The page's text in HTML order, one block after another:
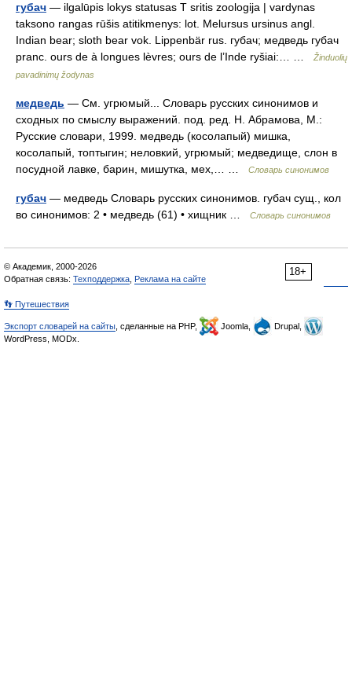
губач — ilgalūpis lokys statusas T sritis zoologija | vardynas
taksono rangas rūšis atitikmenys: lot. Melursus ursinus angl.
Indian bear; sloth bear vok. Lippenbär rus. губач; медведь губач
pranc. ours de à longues lèvres; ours de l’Inde ryšiai:… …
Žinduolių
pavadinimų žodynas
медведь — См. угрюмый... Словарь русских синонимов и
сходных по смыслу выражений. под. ред. Н. Абрамова, М.:
Русские словари, 1999. медведь (косолапый) мишка,
косолапый, топтыгин; неловкий, угрюмый; медведище, слон в
посудной лавке, барин, мишутка, мех,… …
Словарь синонимов
губач — медведь Словарь русских синонимов. губач сущ., кол
во синонимов: 2 • медведь (61) • хищник …
Словарь синонимов
18+
© Академик, 2000-2026
Обратная связь: Техподдержка Реклама на сайте
👣 Путешествия
Экспорт словарей на сайты , сделанные на PHP, Joomla,
Drupal,
WordPress, MODx.